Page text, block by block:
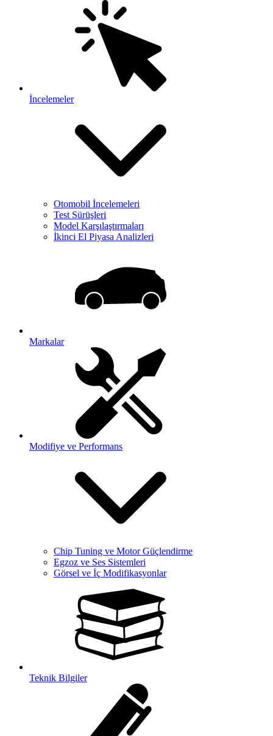
İncelemeler
Otomobil İncelemeleri
Test Sürüşleri
Model Karşılaştırmaları
İkinci El Piyasa Analizleri
Markalar
Modifiye ve Performans
Chip Tuning ve Motor Güçlendirme
Egzoz ve Ses Sistemleri
Görsel ve İç Modifikasyonlar
Teknik Bilgiler